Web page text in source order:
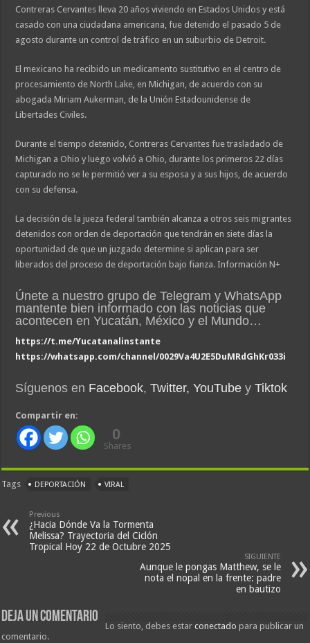
Contreras Cervantes lleva 20 años viviendo en Estados Unidos y está
casado con una ciudadana americana, fue detenido el pasado 5 de
agosto durante un control de tráfico en un suburbio de Detroit.
El mexicano ha recibido un medicamento sustitutivo en el centro de
procesamiento de North Lake, en Michigan, de acuerdo con su
abogada Miriam Aukerman, de la Unión Estadounidense de
Libertades Civiles.
Durante el tiempo detenido, Contreras Cervantes fue trasladado de
Michigan a Ohio y luego volvió a Ohio, durante los primeros 22 días
capturado no se le permitió ver a su esposa y a sus hijos, de acuerdo
con su defensa.
La decisión de la jueza federal también alcanza a otros seis migrantes
detenidos con orden de deportación que tendrán en siete días la
oportunidad de que un juzgado determine si aplican para ser
liberados del proceso de deportación bajo fianza. Información N+
Únete a nuestro grupo de Telegram y WhatsApp
mantente bien informado con las noticias que
acontecen en Yucatán, México y el Mundo…
https://t.me/Yucatanalinstante
https://whatsapp.com/channel/0029Va4U2E5DuMRdGhKr033i
Síguenos en Facebook,Twitter, YouTube yTiktok
Compartir en:
0
Shares
Tags DEPORTACIÓN VIRAL
Previous
¿Hacia Dónde Va la Tormenta
Melissa? Trayectoria del Ciclón
Tropical Hoy 22 de Octubre 2025
SIGUIENTE
Aunque le pongas Matthew, se le
nota el nopal en la frente: padre
en bautizo
Deja un comentario
Lo siento, debes estarconectado para publicar un
comentario.